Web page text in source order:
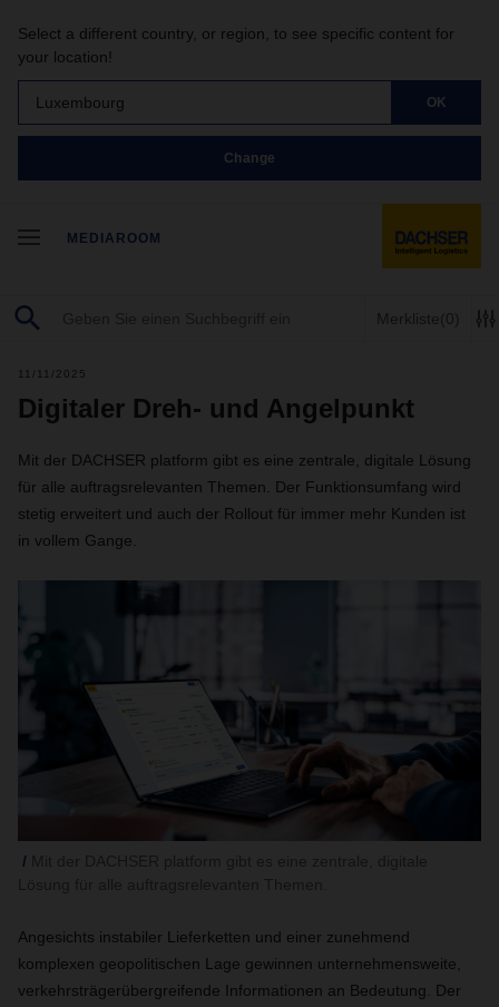
Select a different country, or region, to see specific content for
your location!
Luxembourg OK
Change
MEDIAROOM
Merkliste(0)
11/11/2025
Digitaler Dreh- und Angelpunkt
Mit der DACHSER platform gibt es eine zentrale, digitale Lösung
für alle auftragsrelevanten Themen. Der Funktionsumfang wird
stetig erweitert und auch der Rollout für immer mehr Kunden ist
in vollem Gange.
Angesichts instabiler Lieferketten und einer zunehmend
komplexen geopolitischen Lage gewinnen unternehmensweite,
verkehrsträgerübergreifende Informationen an Bedeutung. Der